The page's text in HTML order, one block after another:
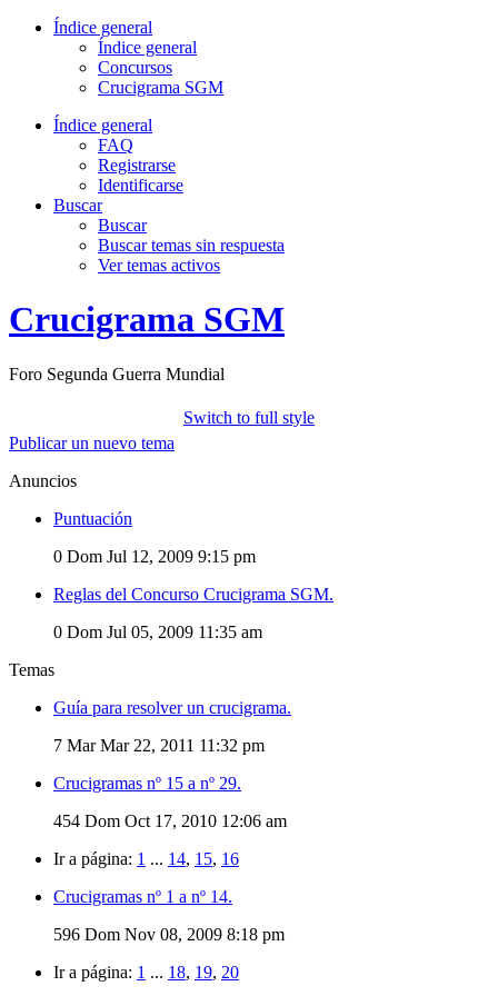
Índice general
Índice general
Concursos
Crucigrama SGM
Índice general
FAQ
Registrarse
Identificarse
Buscar
Buscar
Buscar temas sin respuesta
Ver temas activos
Crucigrama SGM
Foro Segunda Guerra Mundial
Switch to full style
Publicar un nuevo tema
Anuncios
Puntuación
0 Dom Jul 12, 2009 9:15 pm
Reglas del Concurso Crucigrama SGM.
0 Dom Jul 05, 2009 11:35 am
Temas
Guía para resolver un crucigrama.
7 Mar Mar 22, 2011 11:32 pm
Crucigramas nº 15 a nº 29.
454 Dom Oct 17, 2010 12:06 am
Ir a página: 1 ... 14, 15, 16
Crucigramas nº 1 a nº 14.
596 Dom Nov 08, 2009 8:18 pm
Ir a página: 1 ... 18, 19, 20